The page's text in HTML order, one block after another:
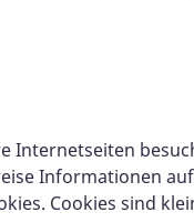
Internetseiten
Informationen
Cookies sind